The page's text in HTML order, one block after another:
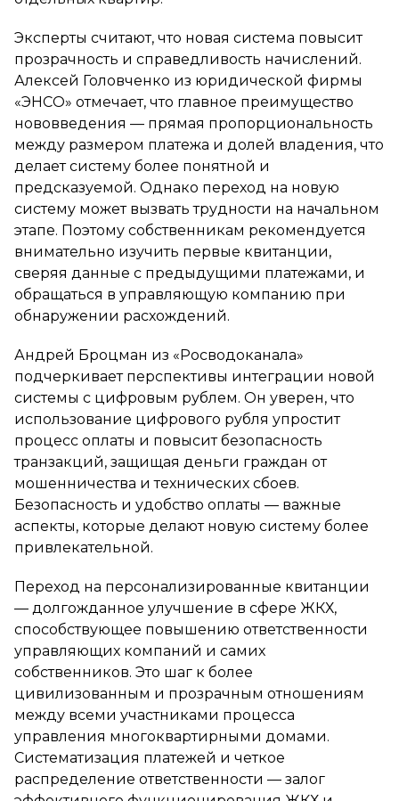
Эксперты считают, что новая система повысит
прозрачность и справедливость начислений.
Алексей Головченко из юридической фирмы
«ЭНСО» отмечает, что главное преимущество
нововведения — прямая пропорциональность
между размером платежа и долей владения, что
делает систему более понятной и
предсказуемой. Однако переход на новую
систему может вызвать трудности на начальном
этапе. Поэтому собственникам рекомендуется
внимательно изучить первые квитанции,
сверяя данные с предыдущими платежами, и
обращаться в управляющую компанию при
обнаружении расхождений.
Андрей Броцман из «Росводоканала»
подчеркивает перспективы интеграции новой
системы с цифровым рублем. Он уверен, что
использование цифрового рубля упростит
процесс оплаты и повысит безопасность
транзакций, защищая деньги граждан от
мошенничества и технических сбоев.
Безопасность и удобство оплаты — важные
аспекты, которые делают новую систему более
привлекательной.
Переход на персонализированные квитанции
— долгожданное улучшение в сфере ЖКХ,
способствующее повышению ответственности
управляющих компаний и самих
собственников. Это шаг к более
цивилизованным и прозрачным отношениям
между всеми участниками процесса
управления многоквартирными домами.
Систематизация платежей и четкое
распределение ответственности — залог